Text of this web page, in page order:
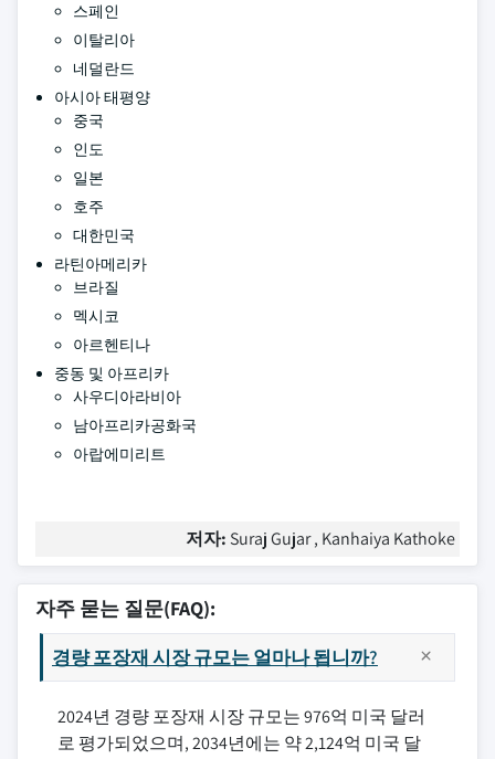
스페인
이탈리아
네덜란드
아시아 태평양
중국
인도
일본
호주
대한민국
라틴아메리카
브라질
멕시코
아르헨티나
중동 및 아프리카
사우디아라비아
남아프리카공화국
아랍에미리트
저자: Suraj Gujar , Kanhaiya Kathoke
자주 묻는 질문(FAQ):
경량 포장재 시장 규모는 얼마나 됩니까?
2024년 경량 포장재 시장 규모는 976억 미국 달러
로 평가되었으며, 2034년에는 약 2,124억 미국 달